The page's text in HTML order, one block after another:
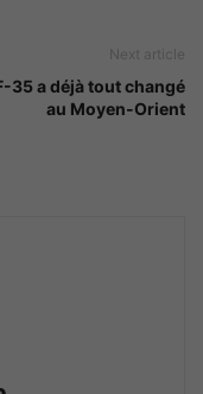
Next article
35 a déjà tout changé
au Moyen-Orient